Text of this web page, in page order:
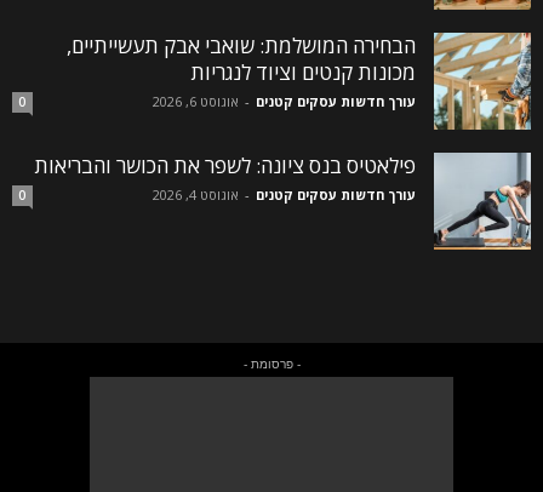
הבחירה המושלמת: שואבי אבק תעשייתיים,
מכונות קנטים וציוד לנגריות
עורך חדשות עסקים קטנים - אוגוסט 6, 2026 0
פילאטיס בנס ציונה: לשפר את הכושר והבריאות
עורך חדשות עסקים קטנים - אוגוסט 4, 2026 0
- פרסומת -